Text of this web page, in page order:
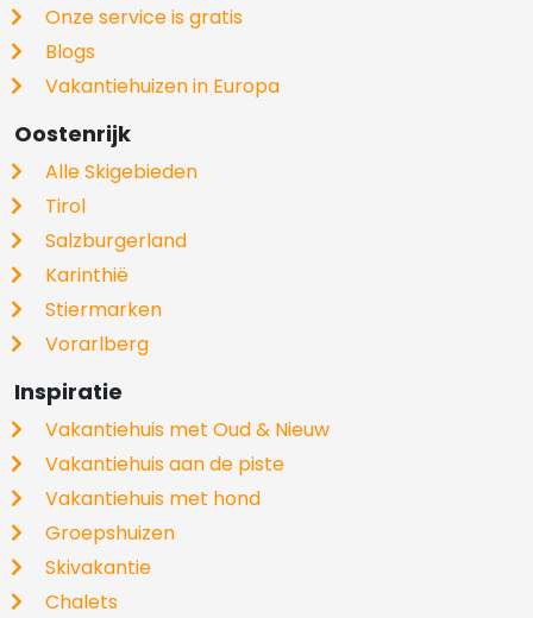
Onze service is gratis
Blogs
Vakantiehuizen in Europa
Oostenrijk
Alle Skigebieden
Tirol
Salzburgerland
Karinthië
Stiermarken
Vorarlberg
Inspiratie
Vakantiehuis met Oud & Nieuw
Vakantiehuis aan de piste
Vakantiehuis met hond
Groepshuizen
Skivakantie
Chalets